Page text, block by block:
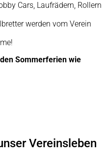
Cars, Laufrädern, Rollern
werden vom Verein
Sommerferien wie
Vereinsleben